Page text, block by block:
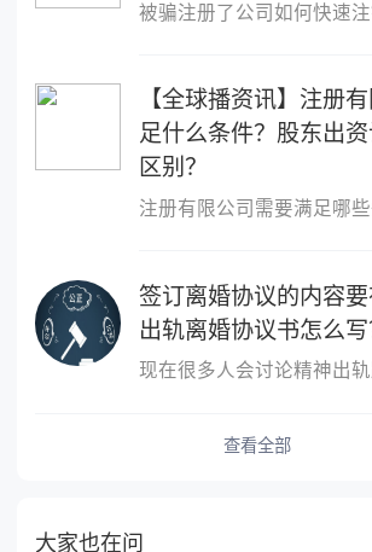
【全球播资讯】注册
足什么条件？股东出
区别？
签订离婚协议的内容
出轨离婚协议书怎么写
查看全部
大家也在问